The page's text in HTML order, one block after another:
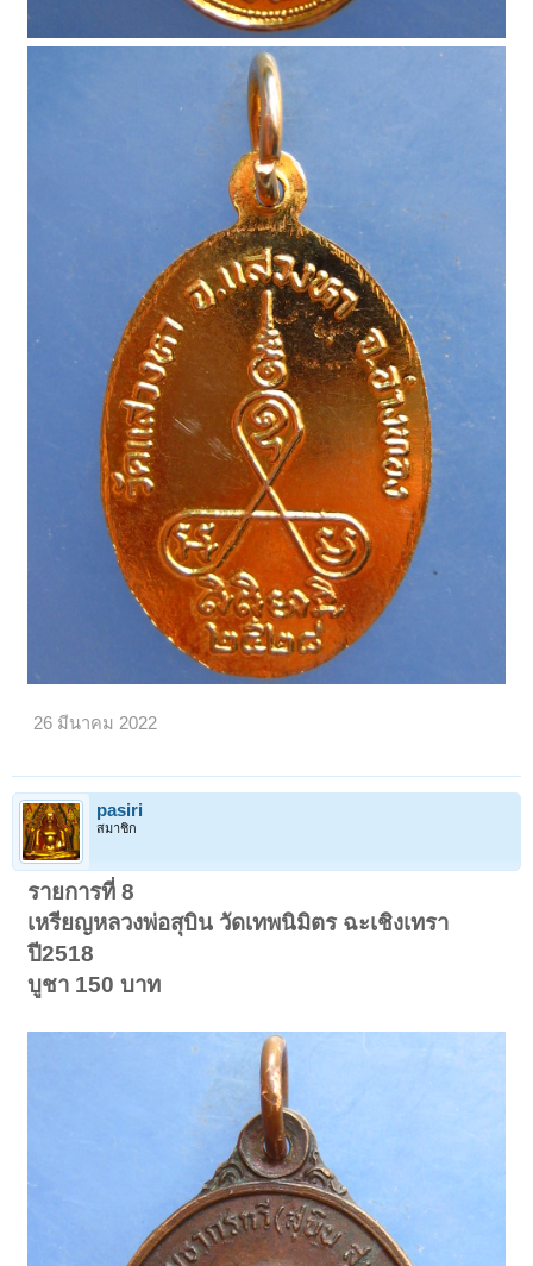
26 มีนาคม 2022
pasiri
สมาชิก
รายการที่ 8
เหรียญหลวงพ่อสุบิน วัดเทพนิมิตร ฉะเชิงเทรา
ปี2518
บูชา 150 บาท